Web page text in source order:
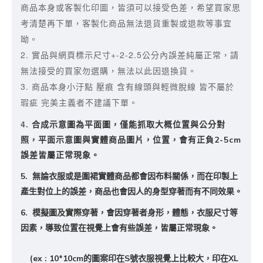
商品本身或客製化印圖，皆須可以接受色差， 希望買家思
考清楚再下單，客製化商品無法退貨重製或退款等事宜
呦。
2. 實品與網頁標示尺寸+-2-2.5公分內誤差純屬正常，請
無法接受的買家勿選購，無法以此因退換貨。
3. 商品本身小汙點 壓痕 含有線頭與輕微脫線 皆不屬於
瑕疵 完美主義者不建議下單。
4. 合成示意圖為平面圖，僅能抓取大概位置與公分對
照，平面示意圖與實體商品圖片，位置，會有正負2-5cm
誤差皆屬正常現象。
5. 無論衣服或是圍裙實體商品都會因布料關係，而在印製上
產生對位上的誤差，商品也會因人的身型穿著而有不同效果。
6. 模擬圖及實際穿著，會因穿著者身形，體態，衣服尺寸等
因素，導致位置在視覺上會有些誤差，皆屬正常現象。
(ex : 10*10cm的圖案印在S號衣服視覺上比較大，印在XL